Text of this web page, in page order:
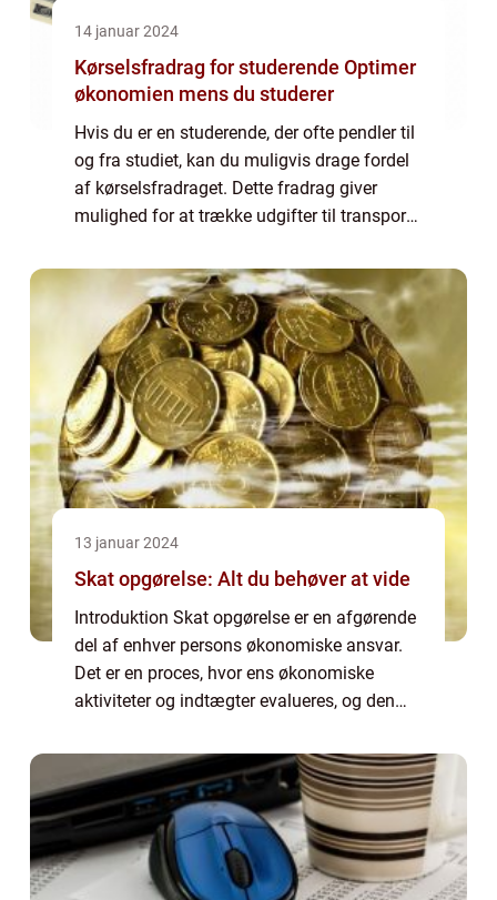
14 januar 2024
Kørselsfradrag for studerende Optimer
økonomien mens du studerer
Hvis du er en studerende, der ofte pendler til
og fra studiet, kan du muligvis drage fordel
af kørselsfradraget. Dette fradrag giver
mulighed for at trække udgifter til transport
hjælpe med at reducere d...
13 januar 2024
Skat opgørelse: Alt du behøver at vide
Introduktion Skat opgørelse er en afgørende
del af enhver persons økonomiske ansvar.
Det er en proces, hvor ens økonomiske
aktiviteter og indtægter evalueres, og den
artikel vil vi udforske dybdegående, hv...